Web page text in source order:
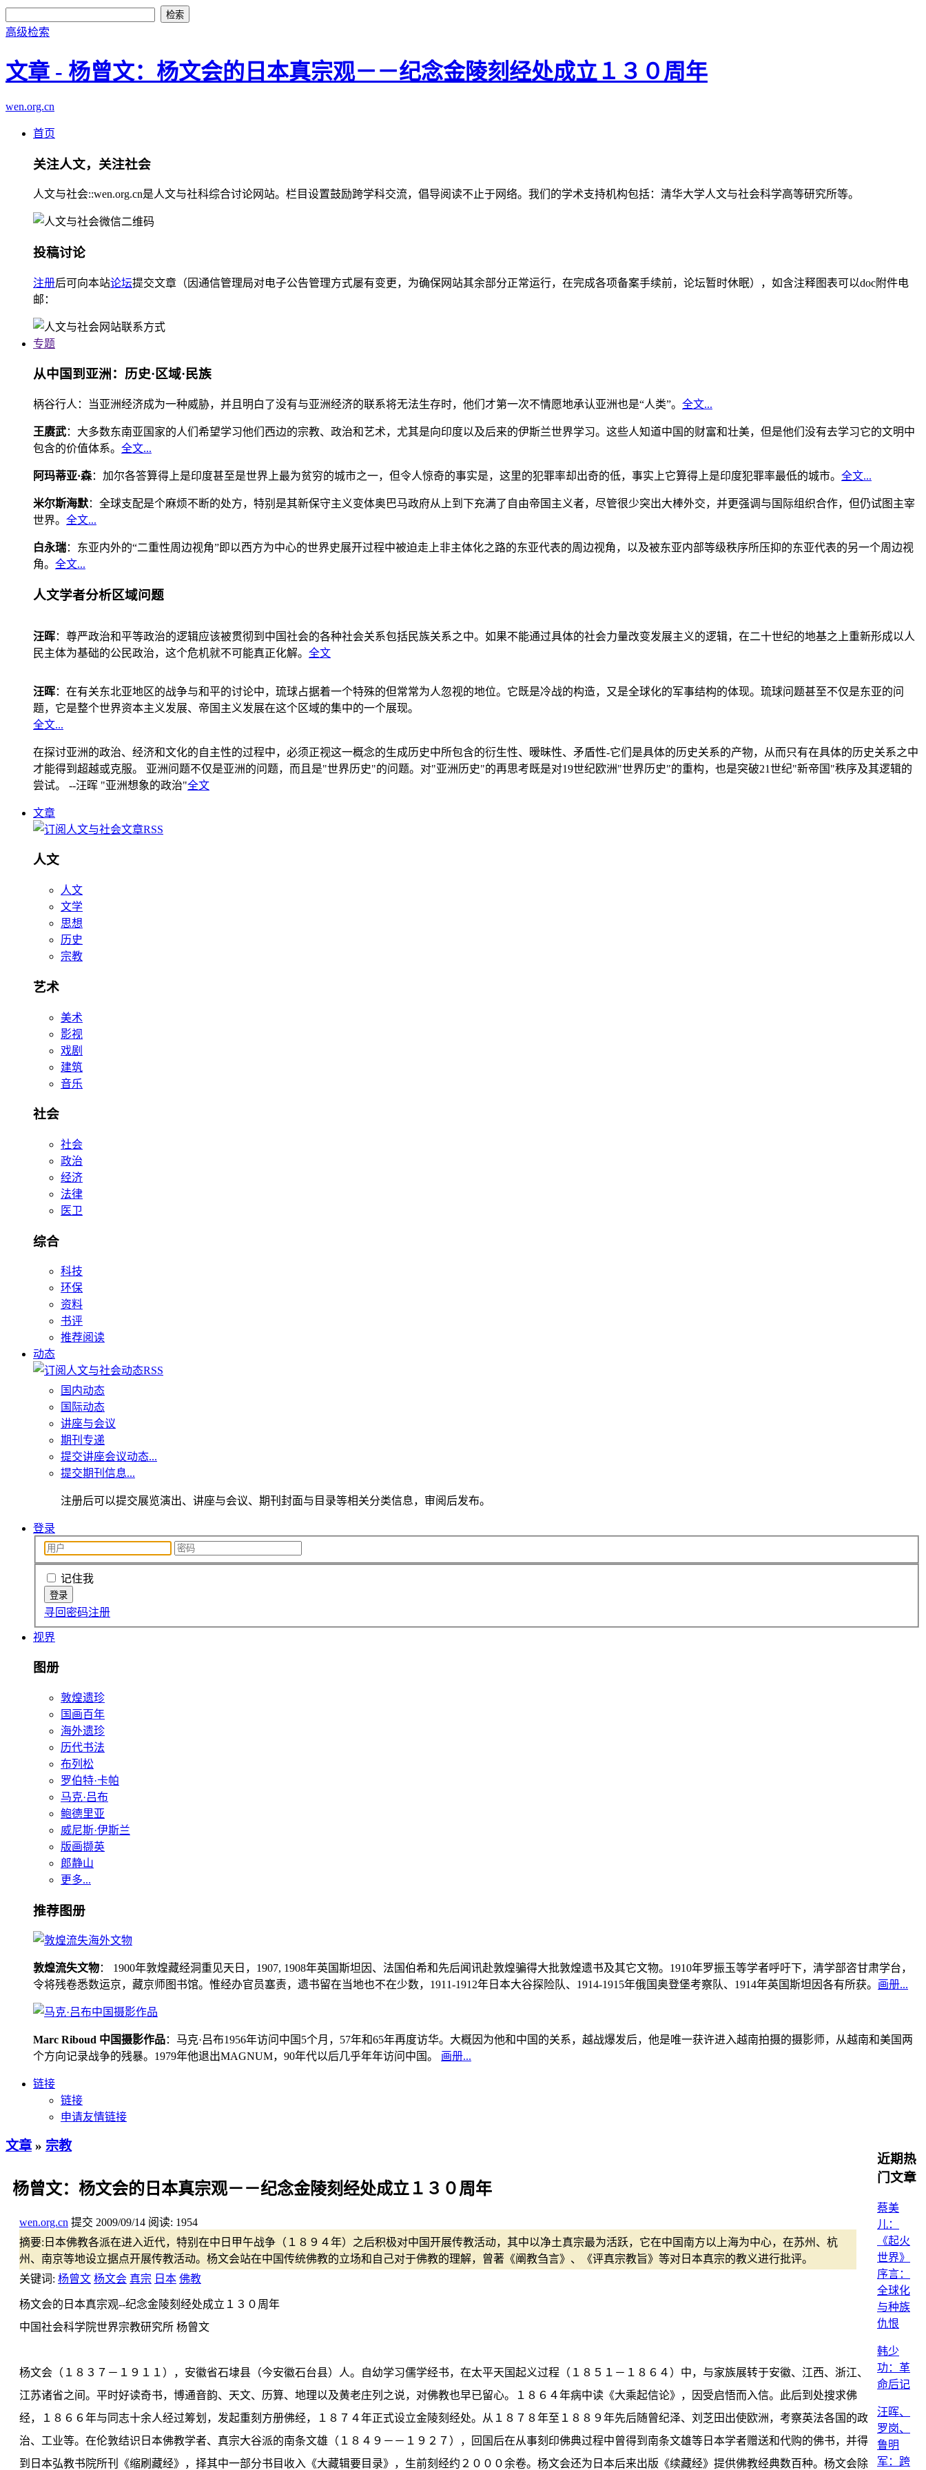
高级检索
文章 - 杨曾文：杨文会的日本真宗观－－纪念金陵刻经处成立１３０周年
wen.org.cn
首页
关注人文，关注社会
人文与社会::wen.org.cn是人文与社科综合讨论网站。栏目设置鼓励跨学科交流，倡导阅读不止于网络。我们的学术支持机构包括：清华大学人文与社会科学高等研究所等。
投稿讨论
注册后可向本站论坛提交文章（因通信管理局对电子公告管理方式屡有变更，为确保网站其余部分正常运行，在完成各项备案手续前，论坛暂时休眠），如含注释图表可以doc附件电
邮：
专题
从中国到亚洲：历史·区域·民族
柄谷行人：当亚洲经济成为一种威胁，并且明白了没有与亚洲经济的联系将无法生存时，他们才第一次不情愿地承认亚洲也是“人类”。 全文...
王赓武：大多数东南亚国家的人们希望学习他们西边的宗教、政治和艺术，尤其是向印度以及后来的伊斯兰世界学习。这些人知道中国的财富和壮美，但是他们没有去学习它的文明中
包含的价值体系。 全文...
阿玛蒂亚·森：加尔各答算得上是印度甚至是世界上最为贫穷的城市之一，但令人惊奇的事实是，这里的犯罪率却出奇的低，事实上它算得上是印度犯罪率最低的城市。 全文...
米尔斯海默：全球支配是个麻烦不断的处方，特别是其新保守主义变体奥巴马政府从上到下充满了自由帝国主义者，尽管很少突出大棒外交，并更强调与国际组织合作，但仍试图主宰
世界。 全文...
白永瑞：东亚内外的“二重性周边视角”即以西方为中心的世界史展开过程中被迫走上非主体化之路的东亚代表的周边视角，以及被东亚内部等级秩序所压抑的东亚代表的另一个周边视
角。 全文...
人文学者分析区域问题
汪晖：尊严政治和平等政治的逻辑应该被贯彻到中国社会的各种社会关系包括民族关系之中。如果不能通过具体的社会力量改变发展主义的逻辑，在二十世纪的地基之上重新形成以人
民主体为基础的公民政治，这个危机就不可能真正化解。 全文
汪晖：在有关东北亚地区的战争与和平的讨论中，琉球占据着一个特殊的但常常为人忽视的地位。它既是冷战的构造，又是全球化的军事结构的体现。琉球问题甚至不仅是东亚的问
题，它是整个世界资本主义发展、帝国主义发展在这个区域的集中的一个展现。
全文...
在探讨亚洲的政治、经济和文化的自主性的过程中，必须正视这一概念的生成历史中所包含的衍生性、暧昧性、矛盾性-它们是具体的历史关系的产物，从而只有在具体的历史关系之中
才能得到超越或克服。 亚洲问题不仅是亚洲的问题，而且是"世界历史"的问题。对"亚洲历史"的再思考既是对19世纪欧洲"世界历史"的重构，也是突破21世纪"新帝国"秩序及其逻辑的
尝试。 --汪晖 "亚洲想象的政治"全文
文章
人文
人文
文学
思想
历史
宗教
艺术
美术
影视
戏剧
建筑
音乐
社会
社会
政治
经济
法律
医卫
综合
科技
环保
资料
书评
推荐阅读
动态
国内动态
国际动态
讲座与会议
期刊专递
提交讲座会议动态...
提交期刊信息...
注册后可以提交展览演出、讲座与会议、期刊封面与目录等相关分类信息，审阅后发布。
登录
记住我
寻回密码注册
视界
图册
敦煌遗珍
国画百年
海外遗珍
历代书法
布列松
罗伯特·卡帕
马克·吕布
鲍德里亚
威尼斯·伊斯兰
版画撷英
郎静山
更多...
推荐图册
敦煌流失文物： 1900年敦煌藏经洞重见天日，1907, 1908年英国斯坦因、法国伯希和先后闻讯赴敦煌骗得大批敦煌遗书及其它文物。1910年罗振玉等学者呼吁下，清学部咨甘肃学台，
令将残卷悉数运京，藏京师图书馆。惟经办官员塞责，遗书留在当地也不在少数，1911-1912年日本大谷探险队、1914-1915年俄国奥登堡考察队、1914年英国斯坦因各有所获。 画册...
Marc Riboud 中国摄影作品：马克·吕布1956年访问中国5个月，57年和65年再度访华。大概因为他和中国的关系，越战爆发后，他是唯一获许进入越南拍摄的摄影师，从越南和美国两
个方向记录战争的残暴。1979年他退出MAGNUM，90年代以后几乎年年访问中国。 画册...
链接
链接
申请友情链接
文章 » 宗教
杨曾文：杨文会的日本真宗观－－纪念金陵刻经处成立１３０周年
wen.org.cn 提交 2009/09/14 阅读: 1954
摘要: 日本佛教各派在进入近代，特别在中日甲午战争（１８９４年）之后积极对中国开展传教活动，其中以净土真宗最为活跃，它在中国南方以上海为中心，在苏州、杭
州、南京等地设立据点开展传教活动。杨文会站在中国传统佛教的立场和自己对于佛教的理解，曾著《阐教刍言》、《评真宗教旨》等对日本真宗的教义进行批评。
关键词: 杨曾文 杨文会 真宗 日本 佛教
杨文会的日本真宗观--纪念金陵刻经处成立１３０周年
中国社会科学院世界宗教研究所 杨曾文
杨文会（１８３７－１９１１），安徽省石埭县（今安徽石台县）人。自幼学习儒学经书，在太平天国起义过程（１８５１－１８６４）中，与家族展转于安徽、江西、浙江、
江苏诸省之间。平时好读奇书，博通音韵、天文、历算、地理以及黄老庄列之说，对佛教也早已留心。１８６４年病中读《大乘起信论》，因受启悟而入信。此后到处搜求佛
经，１８６６年与同志十余人经过筹划，发起重刻方册佛经，１８７４年正式设立金陵刻经处。从１８７８年至１８８９年先后随曾纪泽、刘芝田出使欧洲，考察英法各国的政
治、工业等。在伦敦结识日本佛教学者、真宗大谷派的南条文雄（１８４９－－１９２７），回国后在从事刻印佛典过程中曾得到南条文雄等日本学者赠送和代购的佛书，并得
到日本弘教书院所刊《缩刷藏经》，择其中一部分书目收入《大藏辑要目录》，生前刻经约２０００余卷。杨文会还为日本后来出版《续藏经》提供佛教经典数百种。杨文会除
近期热
门文章
蔡美
儿：
《起火
世界》
序言：
全球化
与种族
仇恨
韩少
功：革
命后记
汪晖、
罗岗、
鲁明
军：跨